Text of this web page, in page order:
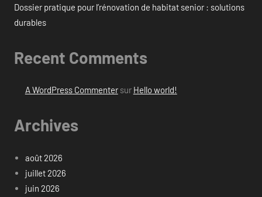
Dossier pratique pour l’rénovation de habitat senior : solutions
durables
Recent Comments
A WordPress Commentersur Hello world!
Archives
août 2026
juillet 2026
juin 2026